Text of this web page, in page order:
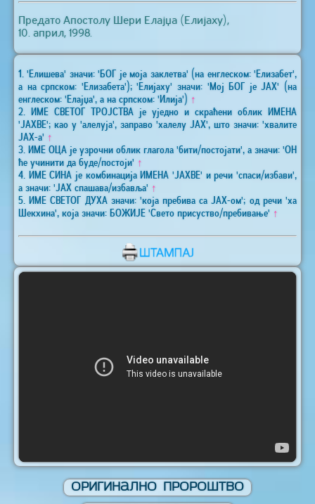
Предато Апостолу Шери Елајџа (Елијаху),
10. април, 1998.
1. 'Елишева' значи: 'БОГ је моја заклетва' (на енглеском: 'Елизабет',
а на српском: 'Елизабета'); 'Елијаху' значи: 'Мој БОГ је ЈАХ' (на
енглеском: 'Елајџа', а на српском: 'Илија') ↑
2. ИМЕ СВЕТОГ ТРОЈСТВА је уједно и скраћени облик ИМЕНА
'ЈАХВЕ'; као у 'алелуја', заправо 'халелу ЈАХ', што значи: 'хвалите
ЈАХ-а' ↑
3. ИМЕ ОЦА је узрочни облик глагола 'бити/постојати', а значи: 'ОН
ће учинити да буде/постоји' ↑
4. ИМЕ СИНА је комбинација ИМЕНА 'ЈАХВЕ' и речи 'спаси/избави',
а значи: 'ЈАХ спашава/избавља' ↑
5. ИМЕ СВЕТОГ ДУХА значи: 'која пребива са ЈАХ-ом'; од речи 'ха
Шекхина', која значи: БОЖИЈЕ 'Свето присуство/пребивање' ↑
Оригинално Пророштво